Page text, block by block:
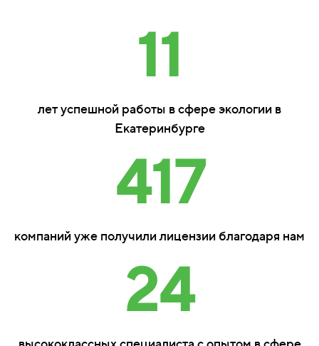
11
лет успешной работы в сфере экологии в
Екатеринбурге
417
компаний уже получили лицензии благодаря нам
24